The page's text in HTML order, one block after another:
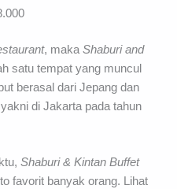
, makaShaburi and
satu tempat yang muncul
berasal dari Jepang dan
di Jakarta pada tahun
Shaburi & Kintan Buffet
favorit banyak orang. Lihat